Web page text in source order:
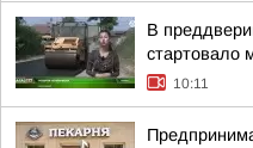
В
стартовало
10:11